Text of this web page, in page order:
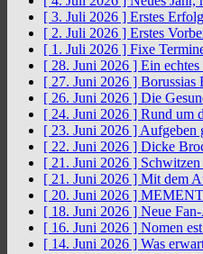
[ 3. Juli 2026 ] Erstes
[ 2. Juli 2026 ] Erstes
[ 1. Juli 2026 ] Fixe
[ 28. Juni 2026 ] Ein
[ 27. Juni 2026 ] Borussias
[ 26. Juni 2026 ] Die
[ 24. Juni 2026 ] Rund um
[ 23. Juni 2026 ] Aufgeben
[ 22. Juni 2026 ] Dicke
[ 21. Juni 2026 ] Schwitzen
[ 21. Juni 2026 ] Mit dem
[ 20. Juni 2026 ]
[ 18. Juni 2026 ] Neue
[ 16. Juni 2026 ] Nomen
[ 14. Juni 2026 ] Was